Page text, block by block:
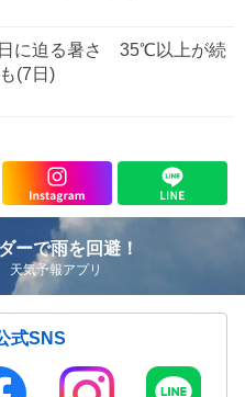
に迫る暑さ 35℃以上が続
(7日)
ーで雨を回避！
気予報アプリ
式SNS